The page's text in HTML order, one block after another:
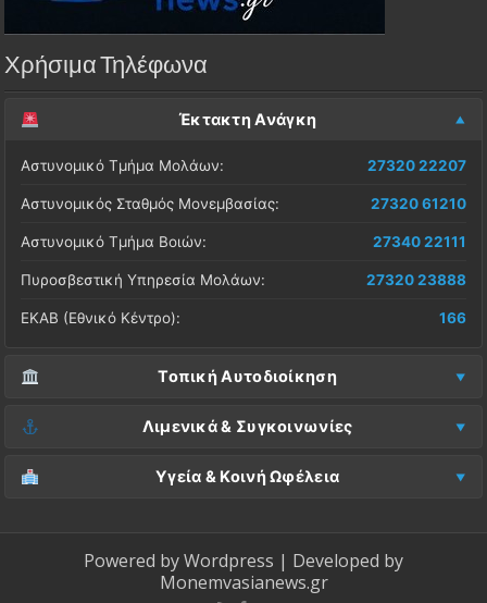
Χρήσιμα Τηλέφωνα
Έκτακτη Ανάγκη
Αστυνομικό Τμήμα Μολάων: 27320 22207
Αστυνομικός Σταθμός Μονεμβασίας: 27320 61210
Αστυνομικό Τμήμα Βοιών: 27340 22111
Πυροσβεστική Υπηρεσία Μολάων: 27320 23888
ΕΚΑΒ (Εθνικό Κέντρο): 166
Τοπική Αυτοδιοίκηση
Δήμος Μονεμβασίας (Έδρα):
ΚΕΠ Βοιών: 27340 24087
Λιμενικά & Συγκοινωνίες
Λιμεναρχείο Μονεμβασίας:
ΚΤΕΛ Λακωνίας (Σταθμός Μονεμβασίας):
Υγεία & Κοινή Ωφέλεια
Κέντρο Υγείας Νεάπολης: 27340 22500
Βλάβες ΔΕΔΔΗΕ (Ρεύμα):
Powered byWordpress | Developed by
Monemvasianews.gr